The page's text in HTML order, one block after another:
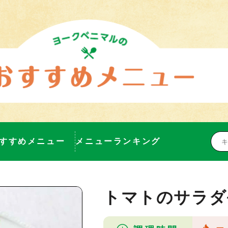
すめメニュー メニューランキング
トマトのサラ